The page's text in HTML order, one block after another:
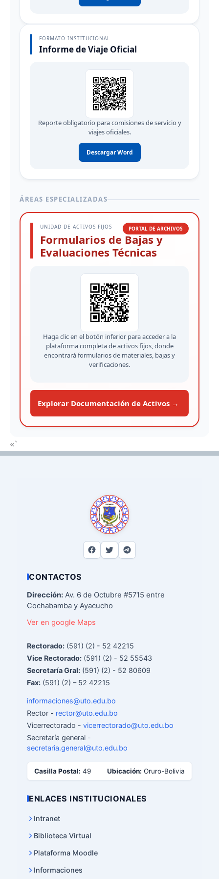
FORMATO INSTITUCIONAL
Informe de Viaje Oficial
Reporte obligatorio para comisiones de servicio y
viajes oficiales.
Descargar Word
ÁREAS ESPECIALIZADAS
PORTAL DE ARCHIVOS
UNIDAD DE ACTIVOS FIJOS
Formularios de Bajas y
Evaluaciones Técnicas
Haga clic en el botón inferior para acceder a la
plataforma completa de activos fijos, donde
encontrará formularios de materiales, bajas y
verificaciones.
Explorar Documentación de Activos →
«`
CONTACTOS
Dirección: Av. 6 de Octubre #5715 entre
Cochabamba y Ayacucho
Ver en google Maps
Rectorado: (591) (2) - 52 42215
Vice Rectorado: (591) (2) - 52 55543
Secretaría Gral: (591) (2) - 52 80609
Fax: (591) (2) – 52 42215
informaciones@uto.edu.bo
Rector - rector@uto.edu.bo
Vicerrectorado - vicerrectorado@uto.edu.bo
Secretaría general -
secretaria.general@uto.edu.bo
Casilla Postal: 49 Ubicación: Oruro-Bolivia
ENLACES INSTITUCIONALES
Intranet
Biblioteca Virtual
Plataforma Moodle
Informaciones